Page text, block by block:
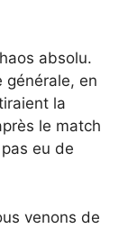
absolu.
générale, en
la
le match
eu de
venons de